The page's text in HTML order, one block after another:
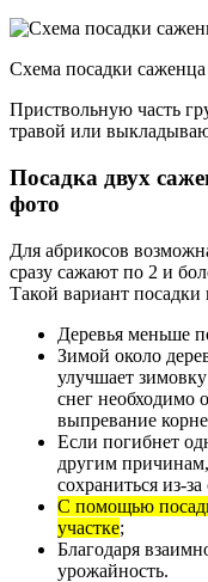
Схема посадки
Приствольную часть
травой или
Посадка двух
фото
Для абрикосов
сразу сажают по 2 и
Такой вариант посадки
Деревья меньше
Зимой около
улучшает
снег необходимо
выпревание
Если погибнет
другим
сохраниться из-
С помощью
участке;
Благодаря
урожайность.